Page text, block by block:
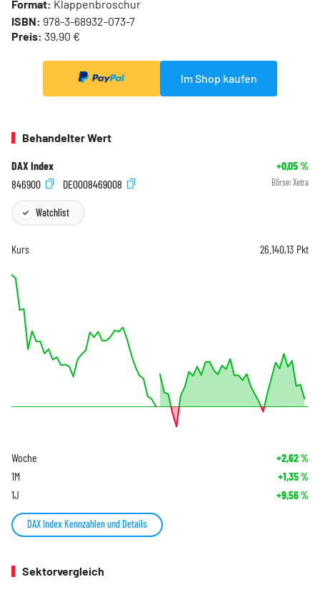
Format: Klappenbroschur
ISBN: 978-3-68932-073-7
Preis: 39,90 €
Im Shop kaufen
Behandelter Wert
DAX Index +0,05%
846900
DE0008469008 Börse: Xetra
Watchlist
Kurs 26.140,13 Pkt
Woche +2,62%
1M +1,35%
1J +9,56%
DAX Index Kennzahlen und Details
Sektorvergleich